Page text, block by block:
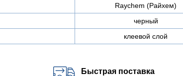
Raychem (Райхем)
черный
клеевой слой
Быстрая поставка